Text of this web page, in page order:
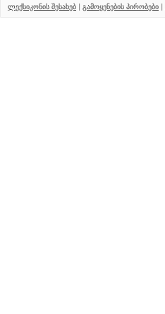
ლექსიკონის შესახებ | გამოყენების პირობები |